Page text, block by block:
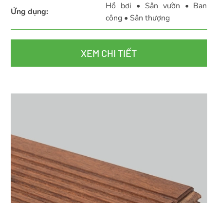
Ứng dụng:
Hồ bơi • Sân vườn • Ban
công • Sân thượng
XEM CHI TIẾT